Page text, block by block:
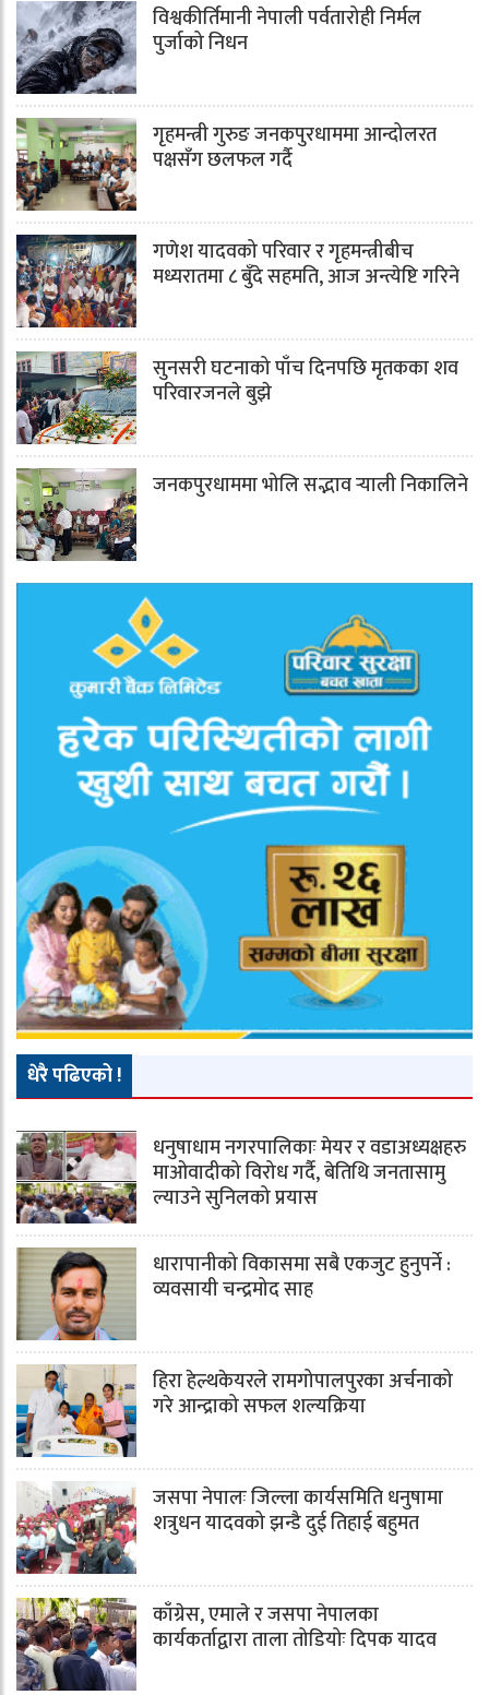
विश्वकीर्तिमानी नेपाली पर्वतारोही निर्मल
पुर्जाको निधन
गृहमन्त्री गुरुङ जनकपुरधाममा आन्दोलरत
पक्षसँग छलफल गर्दै
गणेश यादवको परिवार र गृहमन्त्रीबीच
मध्यरातमा ८ बुँदे सहमति, आज अन्त्येष्टि गरिने
सुनसरी घटनाको पाँच दिनपछि मृतकका शव
परिवारजनले बुझे
जनकपुरधाममा भोलि सद्भाव र्‍याली निकालिने
धेरै पढिएको !
धनुषाधाम नगरपालिकाः मेयर र वडाअध्यक्षहरु
माओवादीको विरोध गर्दै, बेतिथि जनतासामु
ल्याउने सुनिलको प्रयास
धारापानीको विकासमा सबै एकजुट हुनुपर्ने :
व्यवसायी चन्द्रमोद साह
हिरा हेल्थकेयरले रामगोपालपुरका अर्चनाको
गरे आन्द्राको सफल शल्यक्रिया
जसपा नेपालः जिल्ला कार्यसमिति धनुषामा
शत्रुधन यादवको झन्डै दुई तिहाई बहुमत
काँग्रेस, एमाले र जसपा नेपालका
कार्यकर्ताद्वारा ताला तोडियोः दिपक यादव